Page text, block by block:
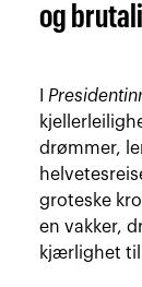
og
I
drømmer,
groteske
en vakker,
kjærlighet til